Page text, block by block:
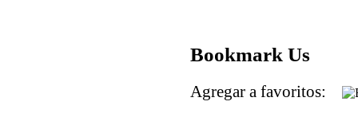
Bookmark Us
Agregar a favoritos: